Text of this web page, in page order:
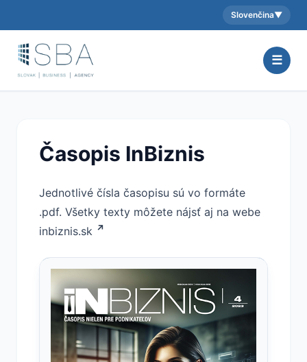
Aktuálny jazyk:
Slovenčina▼
☰
Časopis InBiznis
Jednotlivé čísla časopisu sú vo formáte
.pdf. Všetky texty môžete nájsť aj na webe
inbiznis.sk